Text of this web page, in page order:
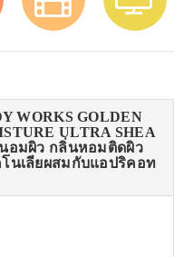
WORKS GOLDEN
ULTRA SHEA
อมผิว กลิ่นหอมติดผิว
นเลียผสมกับแอปริคอท